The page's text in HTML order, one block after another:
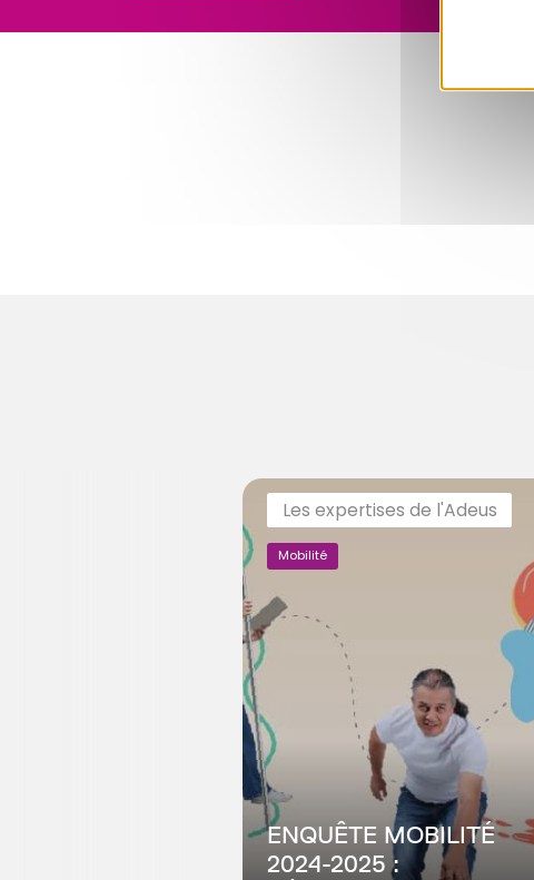
Les expertises de l'Adeus
Mobilité
ENQUÊTE MOBILITÉ
2024-2025 :